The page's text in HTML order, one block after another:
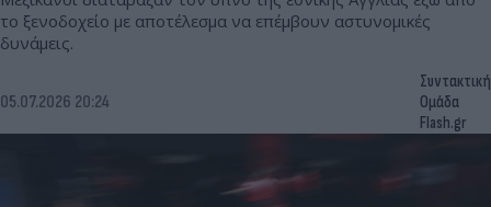
το ξενοδοχείο με αποτέλεσμα να επέμβουν αστυνομικές
δυνάμεις.
05.07.2026 20:24
Συντακτική
Ομάδα
Flash.gr